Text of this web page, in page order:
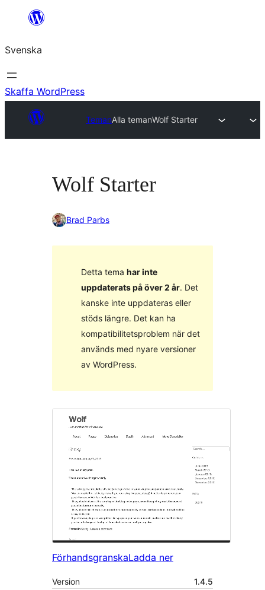
Hoppa
innehåll
Svenska
Skaffa WordPress
TemanAlla temanWolf Starter
Wolf Starter
Brad Parbs
Detta tema har inte
uppdaterats på över 2 år. Det
kanske inte uppdateras eller
stöds längre. Det kan ha
kompatibilitetsproblem när det
används med nyare versioner
av WordPress.
FörhandsgranskaLadda ner
Version
1.4.5